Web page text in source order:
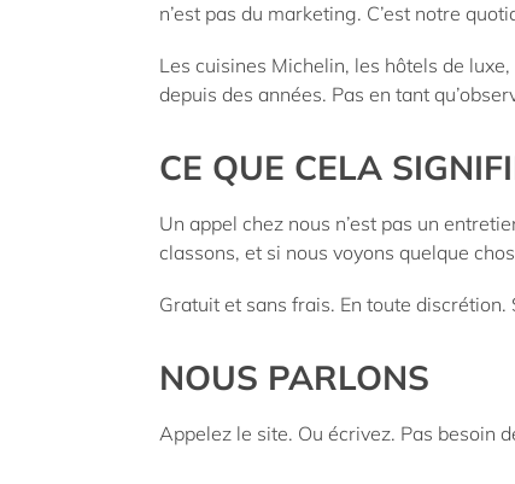
n’est pas du marketing. C’est notre
Les cuisines Michelin, les hôtels de
depuis des années. Pas en tant
CE QUE CELA
Un appel chez nous n’est pas un
classons, et si nous voyons quelque
Gratuit et sans frais. En toute discrétion.
NOUS PARLONS
Appelez le site. Ou écrivez. Pas besoin